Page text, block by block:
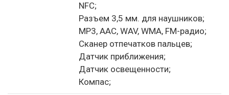
NFC;
Разъем 3,5 мм. для наушников;
MP3, AAC, WAV, WMA, FM-радио;
Сканер отпечатков пальцев;
Датчик приближения;
Датчик освещенности;
Компас;